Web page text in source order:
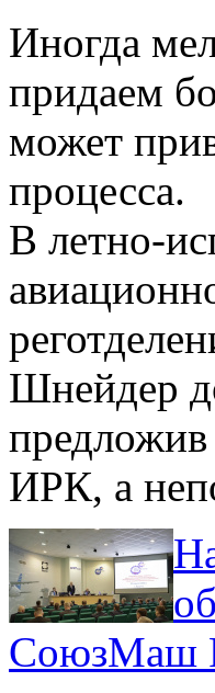
Иногда
придаем
может
процесса.
В летно-
Шнейдер
предложив
ИРК, а
СоюзМаш